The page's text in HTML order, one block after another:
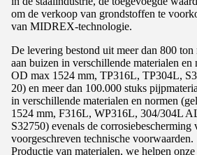
om de verkoop van grondstoffen te
van MIDREX-technologie.
De levering bestond uit meer dan 800
aan buizen in verschillende materialen en
OD max 1524 mm, TP316L, TP304L,
20) en meer dan 100.000 stuks
in verschillende materialen en normen
1524 mm, F316L, WP316L, 304/304L
S32750) evenals de corrosiebescherming
voorgeschreven technische voorwaarden.
Productie van materialen, we helpen